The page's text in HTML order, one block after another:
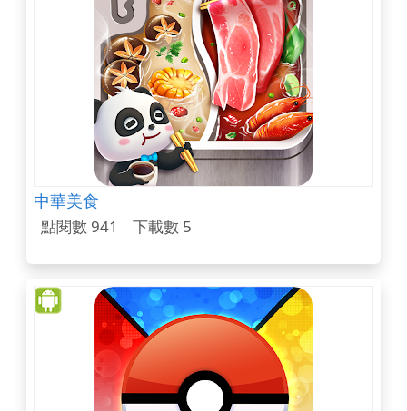
中華美食
點閱數 941 下載數 5